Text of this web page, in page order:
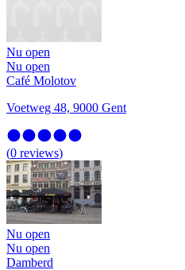
Nu open
Nu open
Café Molotov
Voetweg 48, 9000 Gent
(0 reviews)
Nu open
Nu open
Damberd